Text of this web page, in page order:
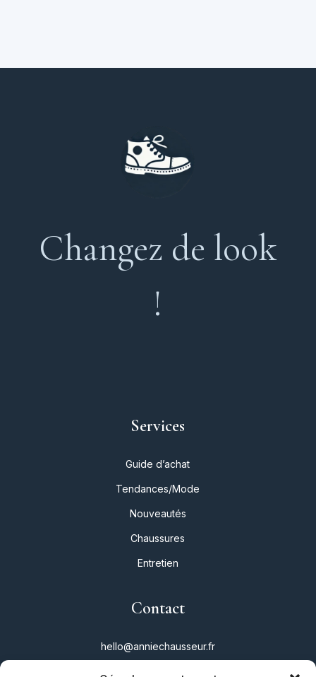
Changez de look
!
Services
Guide d’achat
Tendances/Mode
Nouveautés
Chaussures
Entretien
Contact
hello@anniechausseur.fr